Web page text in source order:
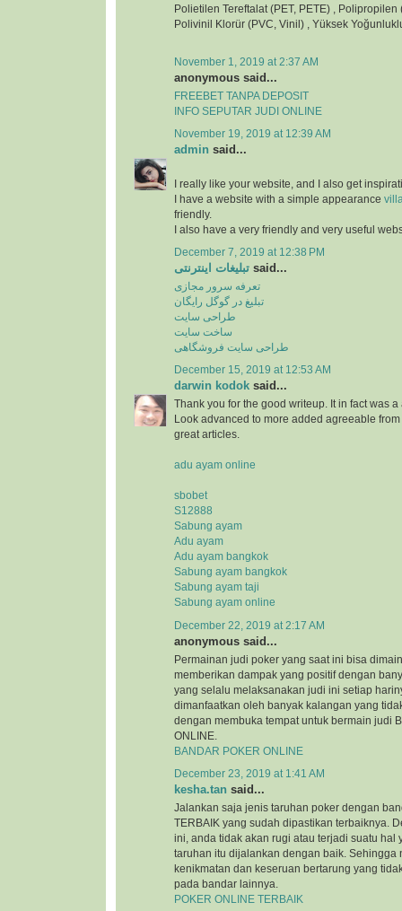
Polietilen Tereftalat (PET, PETE) , Polipropilen
Polivinil Klorür (PVC, Vinil) , Yüksek
November 1, 2019 at 2:37 AM
anonymous said...
FREEBET TANPA DEPOSIT
INFO SEPUTAR JUDI ONLINE
November 19, 2019 at 12:39 AM
admin said...
I really like your website, and I also get
I have a website with a simple appearance
friendly.
I also have a very friendly and very useful
December 7, 2019 at 12:38 PM
تبلیغات اینترنتی said...
تعرفه سرور مجازی
تبلیغ در گوگل رایگان
طراحی سایت
ساخت سایت
طراحی سایت فروشگاهی
December 15, 2019 at 12:53 AM
darwin kodok said...
Thank you for the good writeup. It in fact was
Look advanced to more added agreeable
great articles.
adu ayam online
sbobet
S12888
Sabung ayam
Adu ayam
Adu ayam bangkok
Sabung ayam bangkok
Sabung ayam taji
Sabung ayam online
December 22, 2019 at 2:17 AM
anonymous said...
Permainan judi poker yang saat ini bisa
memberikan dampak yang positif dengan
yang selalu melaksanakan judi ini setiap
dimanfaatkan oleh banyak kalangan yang
dengan membuka tempat untuk bermain judi
ONLINE.
BANDAR POKER ONLINE
December 23, 2019 at 1:41 AM
kesha.tan said...
Jalankan saja jenis taruhan poker dengan
TERBAIK yang sudah dipastikan terbaiknya.
ini, anda tidak akan rugi atau terjadi suatu hal
taruhan itu dijalankan dengan baik. Sehingga
kenikmatan dan keseruan bertarung yang
pada bandar lainnya.
POKER ONLINE TERBAIK